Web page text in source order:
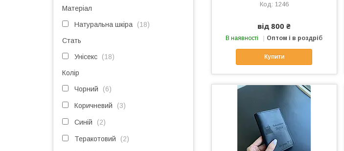
1246
від 800 ₴
В наявності Оптом і в роздріб
Купити
Матеріал
Натуральна шкіра 18
Стать
Унісекс 18
Колір
Чорний 6
Коричневий 3
Синій 2
Теракотовий 2